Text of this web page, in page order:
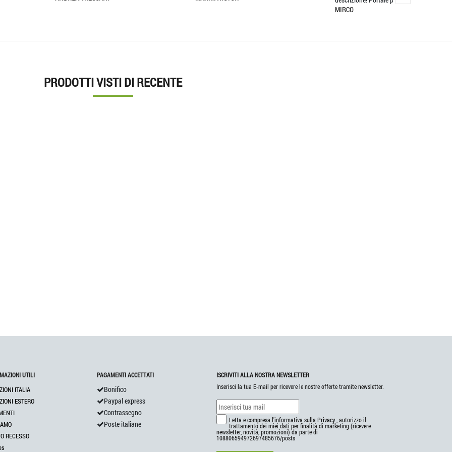
PRODOTTI VISTI DI RECENTE
UTILI
ITALIA
ESTERO
RECESSO
PAGAMENTI ACCETTATI
Bonifico
Paypal express
Contrassegno
Poste italiane
ISCRIVITI ALLA NOSTRA NEWSLETTER
Inserisci la tua E-mail per ricevere le nostre offerte tramite newsletter.
Letta e compresa l'informativa sulla Privacy , autorizzo il
trattamento dei miei dati per finalità di marketing (ricevere
newsletter, novità, promozioni) da parte di
108806594972697485676/posts